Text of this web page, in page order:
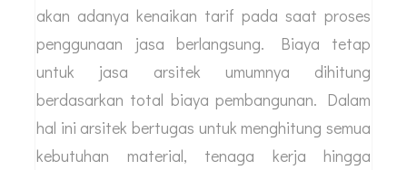
akan adanya kenaikan tarif pada saat proses
penggunaan jasa berlangsung. Biaya tetap
untuk jasa arsitek umumnya dihitung
berdasarkan total biaya pembangunan. Dalam
hal ini arsitek bertugas untuk menghitung semua
kebutuhan material, tenaga kerja hingga